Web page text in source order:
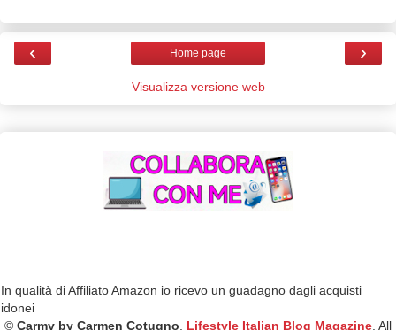
‹ ›
Home page
Visualizza versione web
In qualità di Affiliato Amazon io ricevo un guadagno dagli acquisti
idonei
© Carmy by Carmen Cotugno, Lifestyle Italian Blog Magazine, All